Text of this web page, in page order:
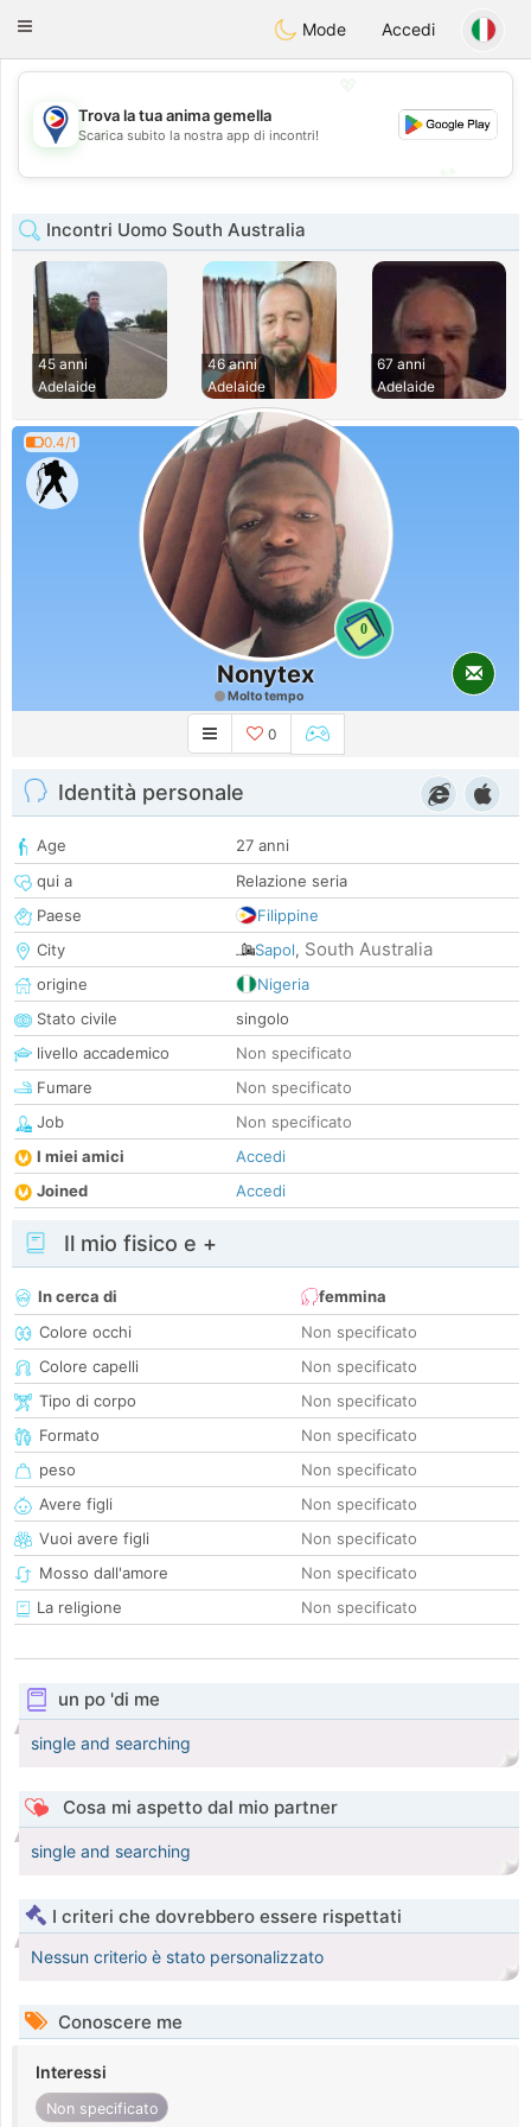
PhilippinesChat
Toggle
Mode Accedi
💖
💕
Trova la tua anima gemella
Scarica subito la nostra app di incontri!
Incontri Uomo South Australia
45 anni
Adelaide
46 anni
Adelaide
67 anni
Adelaide
0.4/1
0
Nonytex
Molto tempo
0
Identità personale
Age
27 anni
qui a
Relazione seria
Paese
Filippine
City
Sapol, South Australia
origine
Nigeria
Stato civile
singolo
livello accademico
Non specificato
Fumare
Non specificato
Job
Non specificato
I miei amici
Accedi
Joined
Accedi
Il mio fisico e +
In cerca di
femmina
Colore occhi
Non specificato
Colore capelli
Non specificato
Tipo di corpo
Non specificato
Formato
Non specificato
peso
Non specificato
Avere figli
Non specificato
Vuoi avere figli
Non specificato
Mosso dall'amore
Non specificato
La religione
Non specificato
un po 'di me
single and searching
Cosa mi aspetto dal mio partner
single and searching
I criteri che dovrebbero essere rispettati
Nessun criterio è stato personalizzato
Conoscere me
Interessi
Non specificato